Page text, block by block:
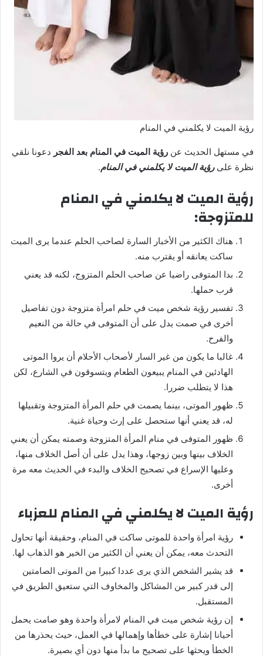
رؤية الميت لا يكلمني في المنام
في مستهل الحديث عن رؤية الميت في المنام بعد الفجر دعونا نلقي
نظرة علىرؤية الميت لا يكلمني في المنام.
رؤية الميت لا يكلمني في المنام
للمتزوجة:
هناك الكثير من الأخبار السارة لصاحب الحلم عندما يرى الميت
ساكت يعانقه أو يقترب منه.
بدا المتوفى راضيا عن صاحب الحلم المتزوج، لكنه قد يعني
قرب حملها.
تفسير رؤية شخص ميت في حلم امرأة متزوجة دون تفاصيل
أخرى في صمت يدل على أن المتوفى في حالة من النعيم
والفرح.
غالبا ما يكون من غير السار لأصحاب الأحلام أن يروا الموتى
الهادئين في المنام يبيعون الطعام ويتسوقون في الشارع، لكن
هذا لا يتطلب ضررا.
ظهور الموتى، بينما يصمت في حلم المرأة المتزوجة وتقبيلها
له، قد يعني أنها ستحصل على إرث وحياة غنية.
ظهور المتوفى في منام المرأة المتزوجة وصمته يمكن أن يعني
الخلاف بينها وبين زوجها، وهذا يدل على أن أصل الخلاف منها،
وعليها الإسراع في تصحيح الخلاف والبدء في الحديث معه مرة
أخرى.
رؤية الميت لا يكلمني في المنام للعزباء
رؤية امرأة واحدة للموتى ساكت في المنام، وحقيقة أنها تحاول
التحدث معه، يمكن أن يعني أن الكثير من الخير هو الذهاب لها.
قد يشير الشخص الذي يرى عددا كبيرا من الموتى الصامتين
إلى قدر كبير من المشاكل والمخاوف التي ستعيق الطريق في
المستقبل.
إن رؤية شخص ميت في المنام لامرأة واحدة وهو صامت يحمل
أحيانا إشارة على خطأها وإهمالها في العمل، حيث يحذرها من
الخطأ ويحثها على تصحيح ما بدأ منها دون أي بصيرة.